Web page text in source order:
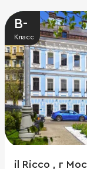
B-
Класс
il Ricco , г